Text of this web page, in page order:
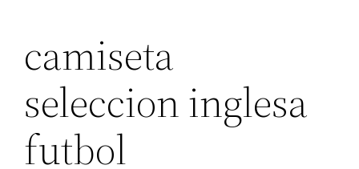
camiseta
seleccion inglesa
futbol